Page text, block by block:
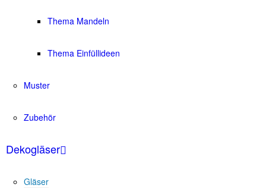
Thema Mandeln
Thema Einfüllideen
Muster
Zubehör
Dekogläser
Gläser